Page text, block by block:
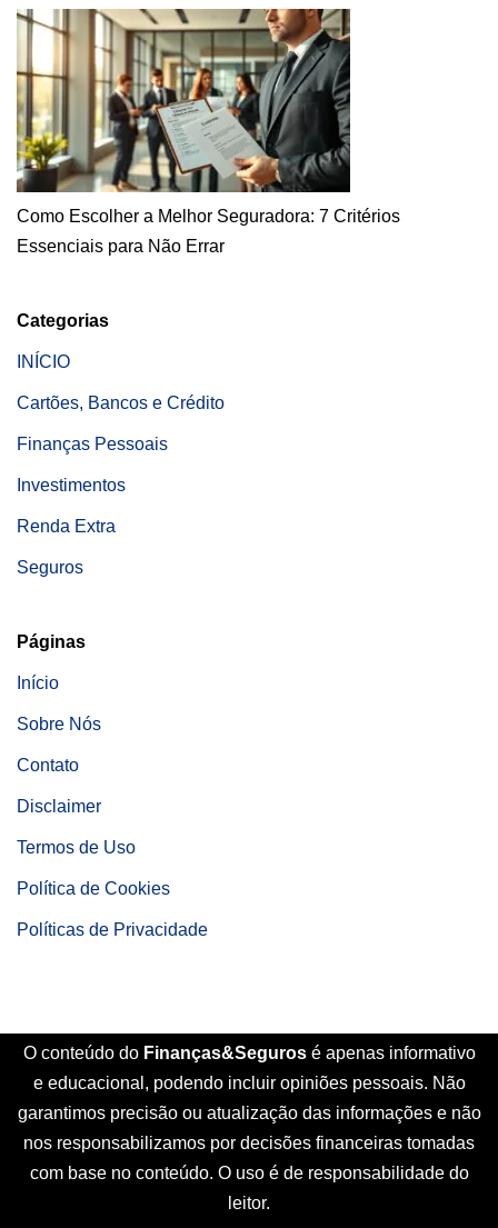
Como Escolher a Melhor Seguradora: 7 Critérios
Essenciais para Não Errar
Categorias
INÍCIO
Cartões, Bancos e Crédito
Finanças Pessoais
Investimentos
Renda Extra
Seguros
Páginas
Início
Sobre Nós
Contato
Disclaimer
Termos de Uso
Política de Cookies
Políticas de Privacidade
O conteúdo do Finanças&Seguros é apenas informativo
e educacional, podendo incluir opiniões pessoais. Não
garantimos precisão ou atualização das informações e não
nos responsabilizamos por decisões financeiras tomadas
com base no conteúdo. O uso é de responsabilidade do
leitor.